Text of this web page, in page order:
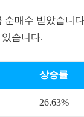
순매수 받았습니
습니다.
상승률
26.63%